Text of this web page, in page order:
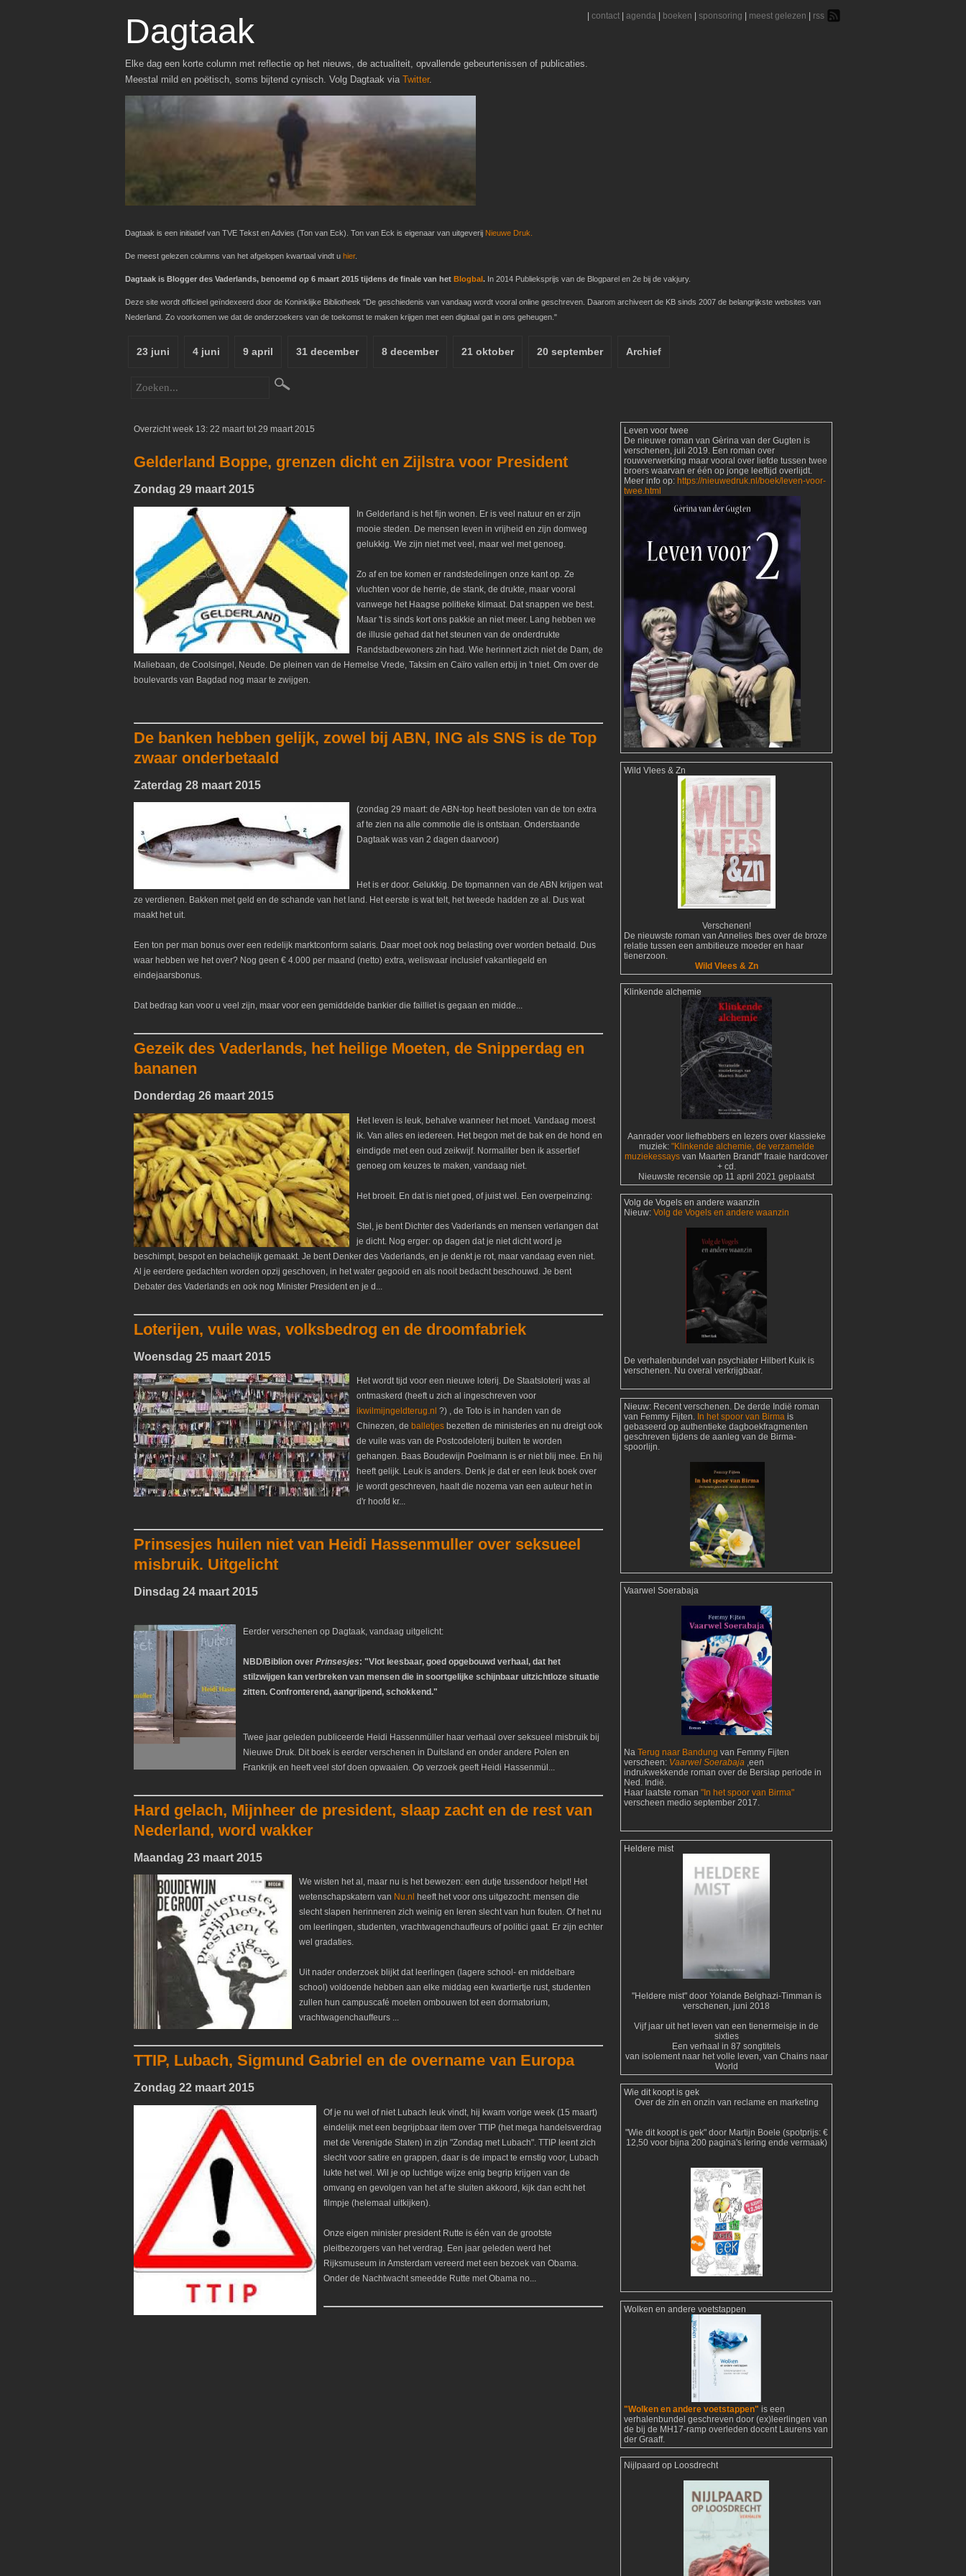
contact agenda boeken sponsoring meest gelezen rss
Dagtaak
Elke dag een korte column met reflectie op het nieuws, de actualiteit, opvallende gebeurtenissen of publicaties.
Meestal mild en poëtisch, soms bijtend cynisch. Volg Dagtaak via Twitter.
Dagtaak is een initiatief van TVE Tekst en Advies (Ton van Eck). Ton van Eck is eigenaar van uitgeverij Nieuwe Druk.
De meest gelezen columns van het afgelopen kwartaal vindt u hier.
Dagtaak is Blogger des Vaderlands, benoemd op 6 maart 2015 tijdens de finale van het Blogbal. In 2014 Publieksprijs van de Blogparel en 2e bij de vakjury.
Deze site wordt officieel geïndexeerd door de Koninklijke Bibliotheek "De geschiedenis van vandaag wordt vooral online geschreven. Daarom archiveert de KB sinds 2007 de belangrijkste websites van
Nederland. Zo voorkomen we dat de onderzoekers van de toekomst te maken krijgen met een digitaal gat in ons geheugen."
23 juni 4 juni 9 april 31 december 8 december 21 oktober 20 september Archief
Overzicht week 13: 22 maart tot 29 maart 2015
Gelderland Boppe, grenzen dicht en Zijlstra voor President
Zondag 29 maart 2015
In Gelderland is het fijn wonen. Er is veel natuur en er zijn
mooie steden. De mensen leven in vrijheid en zijn domweg
gelukkig. We zijn niet met veel, maar wel met genoeg.
Zo af en toe komen er randstedelingen onze kant op. Ze
vluchten voor de herrie, de stank, de drukte, maar vooral
vanwege het Haagse politieke klimaat. Dat snappen we best.
Maar 't is sinds kort ons pakkie an niet meer. Lang hebben we
de illusie gehad dat het steunen van de onderdrukte
Randstadbewoners zin had. Wie herinnert zich niet de Dam, de
Maliebaan, de Coolsingel, Neude. De pleinen van de Hemelse Vrede, Taksim en Caïro vallen erbij in 't niet. Om over de
boulevards van Bagdad nog maar te zwijgen.
De banken hebben gelijk, zowel bij ABN, ING als SNS is de Top
zwaar onderbetaald
Zaterdag 28 maart 2015
(zondag 29 maart: de ABN-top heeft besloten van de ton extra
af te zien na alle commotie die is ontstaan. Onderstaande
Dagtaak was van 2 dagen daarvoor)
Het is er door. Gelukkig. De topmannen van de ABN krijgen wat
ze verdienen. Bakken met geld en de schande van het land. Het eerste is wat telt, het tweede hadden ze al. Dus wat
maakt het uit.
Een ton per man bonus over een redelijk marktconform salaris. Daar moet ook nog belasting over worden betaald. Dus
waar hebben we het over? Nog geen € 4.000 per maand (netto) extra, weliswaar inclusief vakantiegeld en
eindejaarsbonus.
Dat bedrag kan voor u veel zijn, maar voor een gemiddelde bankier die failliet is gegaan en midde...
Gezeik des Vaderlands, het heilige Moeten, de Snipperdag en
bananen
Donderdag 26 maart 2015
Het leven is leuk, behalve wanneer het moet. Vandaag moest
ik. Van alles en iedereen. Het begon met de bak en de hond en
eindigde met een oud zeikwijf. Normaliter ben ik assertief
genoeg om keuzes te maken, vandaag niet.
Het broeit. En dat is niet goed, of juist wel. Een overpeinzing:
Stel, je bent Dichter des Vaderlands en mensen verlangen dat
je dicht. Nog erger: op dagen dat je niet dicht word je
beschimpt, bespot en belachelijk gemaakt. Je bent Denker des Vaderlands, en je denkt je rot, maar vandaag even niet.
Al je eerdere gedachten worden opzij geschoven, in het water gegooid en als nooit bedacht beschouwd. Je bent
Debater des Vaderlands en ook nog Minister President en je d...
Loterijen, vuile was, volksbedrog en de droomfabriek
Woensdag 25 maart 2015
Het wordt tijd voor een nieuwe loterij. De Staatsloterij was al
ontmaskerd (heeft u zich al ingeschreven voor
ikwilmijngeldterug.nl ?) , de Toto is in handen van de
Chinezen, de balletjes bezetten de ministeries en nu dreigt ook
de vuile was van de Postcodeloterij buiten te worden
gehangen. Baas Boudewijn Poelmann is er niet blij mee. En hij
heeft gelijk. Leuk is anders. Denk je dat er een leuk boek over
je wordt geschreven, haalt die nozema van een auteur het in
d'r hoofd kr...
Prinsesjes huilen niet van Heidi Hassenmuller over seksueel
misbruik. Uitgelicht
Dinsdag 24 maart 2015
Eerder verschenen op Dagtaak, vandaag uitgelicht:
NBD/Biblion over Prinsesjes: "Vlot leesbaar, goed opgebouwd verhaal, dat het
stilzwijgen kan verbreken van mensen die in soortgelijke schijnbaar uitzichtloze situatie
zitten. Confronterend, aangrijpend, schokkend."
Twee jaar geleden publiceerde Heidi Hassenmüller haar verhaal over seksueel misbruik bij
Nieuwe Druk. Dit boek is eerder verschenen in Duitsland en onder andere Polen en
Frankrijk en heeft veel stof doen opwaaien. Op verzoek geeft Heidi Hassenmül...
Hard gelach, Mijnheer de president, slaap zacht en de rest van
Nederland, word wakker
Maandag 23 maart 2015
We wisten het al, maar nu is het bewezen: een dutje tussendoor helpt! Het
wetenschapskatern van Nu.nl
heeft het voor ons uitgezocht: mensen die
slecht slapen herinneren zich weinig en leren slecht van hun fouten. Of het nu
om leerlingen, studenten, vrachtwagenchauffeurs of politici gaat. Er zijn echter
wel gradaties.
Uit nader onderzoek blijkt dat leerlingen (lagere school- en middelbare
school) voldoende hebben aan elke middag een kwartiertje rust, studenten
zullen hun campuscafé moeten ombouwen tot een dormatorium,
vrachtwagenchauffeurs ...
TTIP, Lubach, Sigmund Gabriel en de overname van Europa
Zondag 22 maart 2015
Of je nu wel of niet Lubach leuk vindt, hij kwam vorige week (15 maart)
eindelijk met een begrijpbaar item over TTIP (het mega handelsverdrag
met de Verenigde Staten) in zijn "Zondag met Lubach". TTIP leent zich
slecht voor satire en grappen, daar is de impact te ernstig voor, Lubach
lukte het wel. Wil je op luchtige wijze enig begrip krijgen van de
omvang en gevolgen van het af te sluiten akkoord, kijk dan echt het
filmpje (helemaal uitkijken).
Onze eigen minister president Rutte is één van de grootste
pleitbezorgers van het verdrag. Een jaar geleden werd het
Rijksmuseum in Amsterdam vereerd met een bezoek van Obama.
Onder de Nachtwacht smeedde Rutte met Obama no...
Leven voor twee
De nieuwe roman van Gèrina van der Gugten is
verschenen, juli 2019. Een roman over
rouwverwerking maar vooral over liefde tussen twee
broers waarvan er één op jonge leeftijd overlijdt.
Meer info op: https://nieuwedruk.nl/boek/leven-voor-
twee.html
Wild Vlees & Zn
Verschenen!
De nieuwste roman van Annelies Ibes over de broze
relatie tussen een ambitieuze moeder en haar
tienerzoon.
Wild Vlees & Zn
Klinkende alchemie
Aanrader voor liefhebbers en lezers over klassieke
muziek: "Klinkende alchemie, de verzamelde
muziekessaysvan Maarten Brandt" fraaie hardcover
+ cd.
Nieuwste recensie op 11 april 2021 geplaatst
Volg de Vogels en andere waanzin
Nieuw:Volg de Vogels en andere waanzin
De verhalenbundel van psychiater Hilbert Kuik is
verschenen. Nu overal verkrijgbaar.
Nieuw: Recent verschenen. De derde Indië roman
van Femmy Fijten. In het spoor van Birma is
gebaseerd op authentieke dagboekfragmenten
geschreven tijdens de aanleg van de Birma-
spoorlijn.
Vaarwel Soerabaja
NaTerug naar Bandungvan Femmy Fijten
verscheen: Vaarwel Soerabaja ,een
indrukwekkende roman over de Bersiap periode in
Ned. Indië.
Haar laatste roman"In het spoor van Birma"
verscheen medio september 2017.
Heldere mist
"Heldere mist" door Yolande Belghazi-Timman is
verschenen, juni 2018
Vijf jaar uit het leven van een tienermeisje in de
sixties
Een verhaal in 87 songtitels
van isolement naar het volle leven, van Chains naar
World
Wie dit koopt is gek
Over de zin en onzin van reclame en marketing
"Wie dit koopt is gek" door Martijn Boele (spotprijs: €
12,50 voor bijna 200 pagina's lering ende vermaak)
Wolken en andere voetstappen
"Wolken en andere voetstappen" is een
verhalenbundel geschreven door (ex)leerlingen van
de bij de MH17-ramp overleden docent Laurens van
der Graaff.
Nijlpaard op Loosdrecht